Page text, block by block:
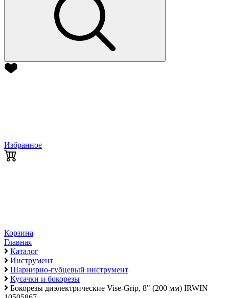
Избранное
Корзина
Главная
Каталог
Инструмент
Шарнирно-губцевый инструмент
Кусачки и бокорезы
Бокорезы диэлектрические Vise-Grip, 8" (200 мм) IRWIN